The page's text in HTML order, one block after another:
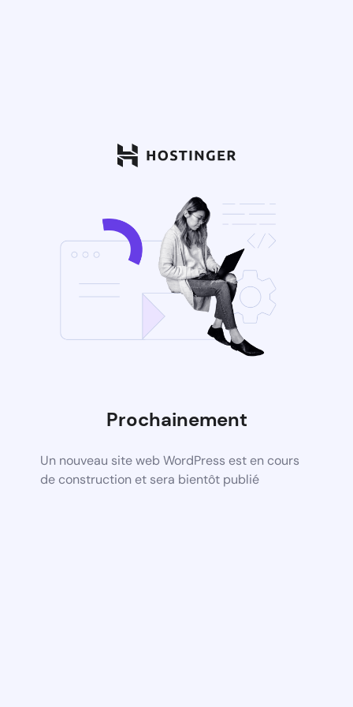
Prochainement
Un nouveau site web WordPress est en cours
de construction et sera bientôt publié